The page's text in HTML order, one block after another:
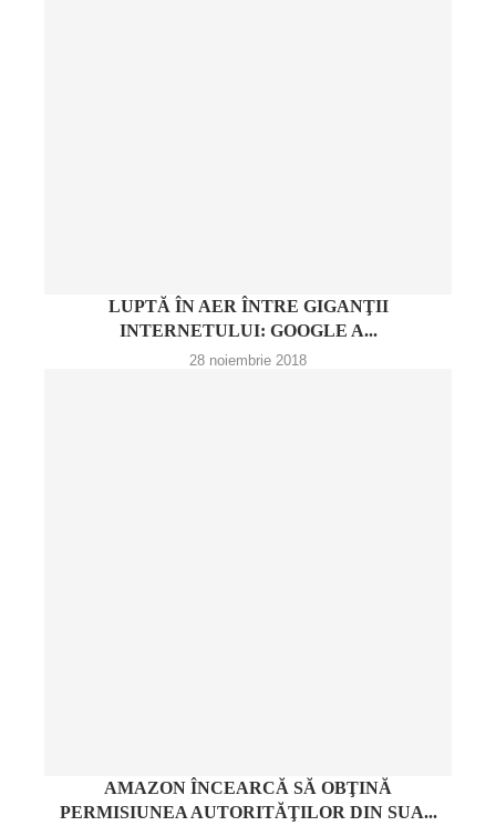
LUPTĂ ÎN AER ÎNTRE GIGANŢII
INTERNETULUI: GOOGLE A...
28 noiembrie 2018
AMAZON ÎNCEARCĂ SĂ OBŢINĂ
PERMISIUNEA AUTORITĂŢILOR DIN SUA...